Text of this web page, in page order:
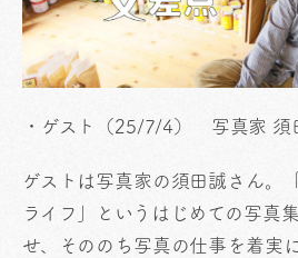
・ゲスト（25/7/4） 写真家 須
ゲストは写真家の須田誠さん。
ライフ」というはじめての写真
せ、そののち写真の仕事を着実